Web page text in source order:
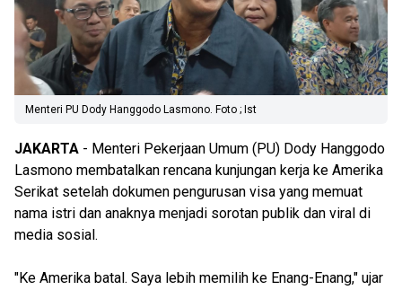
Menteri PU Dody Hanggodo Lasmono. Foto ; Ist
JAKARTA - Menteri Pekerjaan Umum (PU) Dody Hanggodo
Lasmono membatalkan rencana kunjungan kerja ke Amerika
Serikat setelah dokumen pengurusan visa yang memuat
nama istri dan anaknya menjadi sorotan publik dan viral di
media sosial.
"Ke Amerika batal. Saya lebih memilih ke Enang-Enang," ujar